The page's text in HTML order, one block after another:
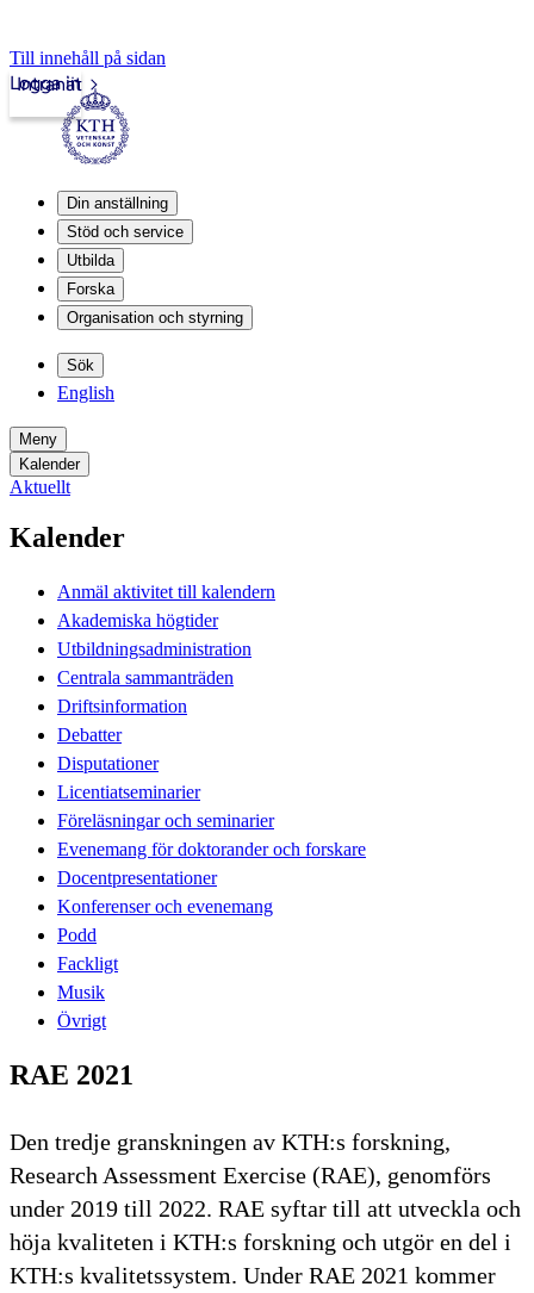
Till innehåll på sidan
Intranät
Logga in
Din anställning
Stöd och service
Utbilda
Forska
Organisation och styrning
Sök
English
Meny
Kalender
Aktuellt
Kalender
Anmäl aktivitet till kalendern
Akademiska högtider
Utbildningsadministration
Centrala sammanträden
Driftsinformation
Debatter
Disputationer
Licentiatseminarier
Föreläsningar och seminarier
Evenemang för doktorander och forskare
Docentpresentationer
Konferenser och evenemang
Podd
Fackligt
Musik
Övrigt
RAE 2021
Den tredje granskningen av KTH:s forskning,
Research Assessment Exercise (RAE), genomförs
under 2019 till 2022. RAE syftar till att utveckla och
höja kvaliteten i KTH:s forskning och utgör en del i
KTH:s kvalitetssystem. Under RAE 2021 kommer